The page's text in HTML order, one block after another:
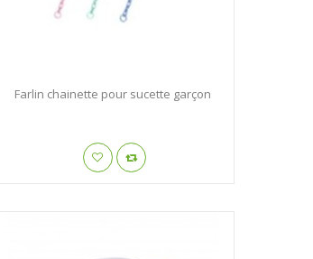
Farlin chainette pour sucette garçon